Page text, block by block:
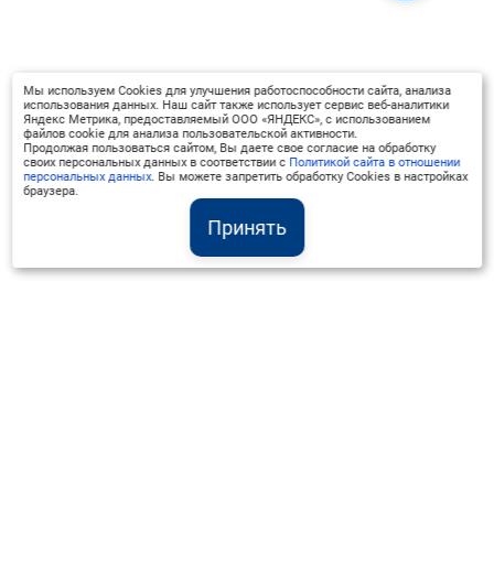
Принять
Мы используем Cookies для улучшения работоспособности сайта, анализа
использования данных. Наш сайт также использует сервис веб-аналитики
Яндекс Метрика, предоставляемый ООО «ЯНДЕКС», с использованием
файлов cookie для анализа пользовательской активности.
Продолжая пользоваться сайтом, Вы даете свое согласие на обработку
своих персональных данных в соответствии с Политикой сайта в отношении
персональных данных. Вы можете запретить обработку Cookies в настройках
браузера.